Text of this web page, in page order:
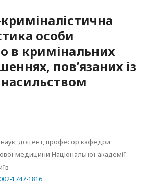
особи
в кримінальних
пов’язаних із
доцент, професор кафедри
медицини Національної академії
1747-1816